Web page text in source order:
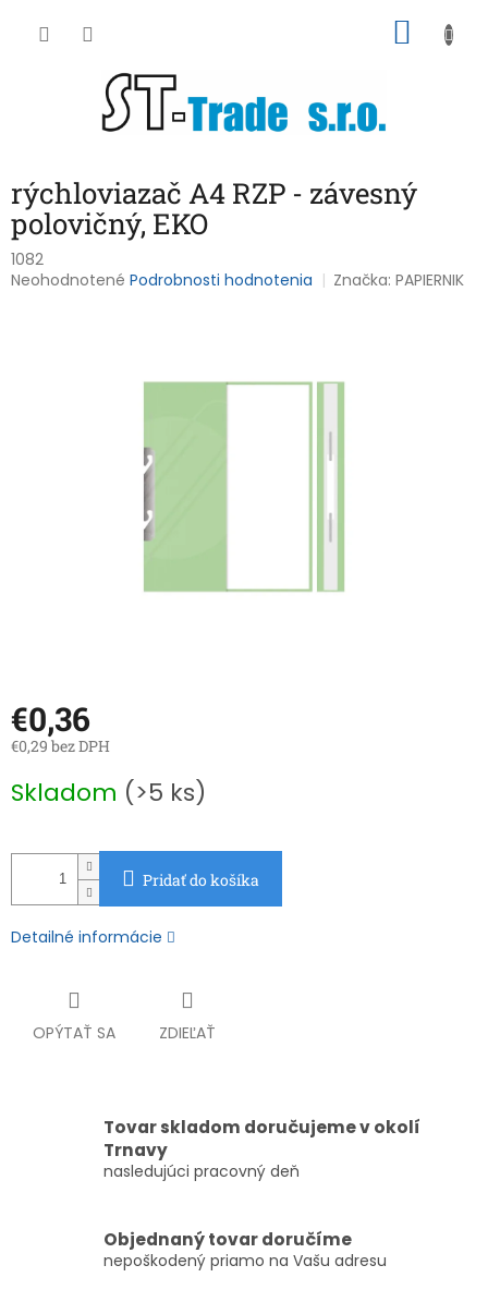
rýchloviazač A4 RZP - závesný
polovičný, EKO
1082
Priemerné
Neohodnotené Podrobnosti hodnotenia Značka:PAPIERNIK
€0,36
€0,29 bez DPH
cena:
Skladom (>5 ks)
Pridať do košíka
Detailné informácie
OPÝTAŤ SA ZDIEĽAŤ
Tovar skladom doručujeme v okolí
Trnavy
nasledujúci pracovný deň
Objednaný tovar doručíme
nepoškodený priamo na Vašu adresu